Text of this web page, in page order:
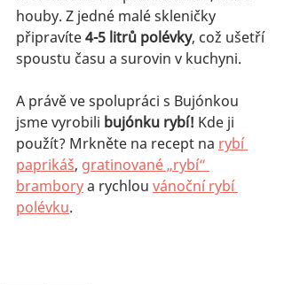
houby. Z jedné malé skleničky
připravíte 4-5 litrů polévky, což ušetří
spoustu času a surovin v kuchyni.
A právě ve spolupráci s Bujónkou
jsme vyrobili bujónku rybí! Kde ji
použít? Mrkněte na recept na rybí
paprikáš, gratinované „rybí“
brambory a rychlou vánoční rybí
polévku.